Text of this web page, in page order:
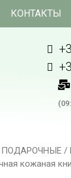
КОНТАКТЫ
/
кожаная